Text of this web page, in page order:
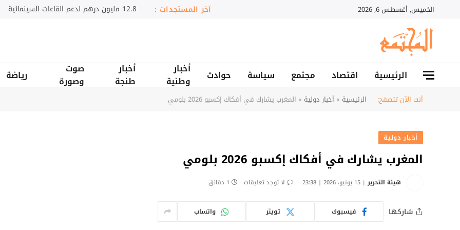
الخميس, أغسطس 6, 2026 آخر المستجدات : سامسونج تضيء مدن السعودية
الرئيسية اقتصاد مجتمع سياسة حوادث
أخبار
وطنية
أخبار
طنجة
صوت
وصورة
رياضة
أنت الآن تتصفح: الرئيسية » أخبار دولية » المغرب يشارك في أفكاك إكسبو 2026 بلومي
أخبار دولية
المغرب يشارك في أفكاك إكسبو 2026 بلومي
هيئة التحرير 15 يونيو، 2026 | 23:38 لا توجد تعليقات 1 دقائق
شاركها فيسبوك تويتر واتساب